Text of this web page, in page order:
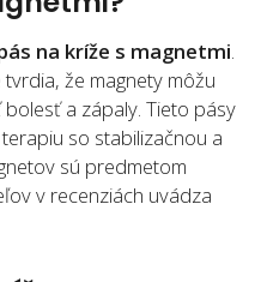
na kríže s magnetmi.
že magnety môžu
a zápaly. Tieto pásy
so stabilizačnou a
sú predmetom
v recenziách uvádza